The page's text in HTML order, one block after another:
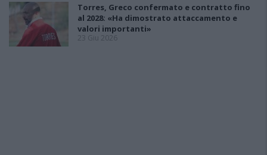
Torres, Greco confermato e contratto fino
al 2028: «Ha dimostrato attaccamento e
valori importanti»
23 Giu 2026